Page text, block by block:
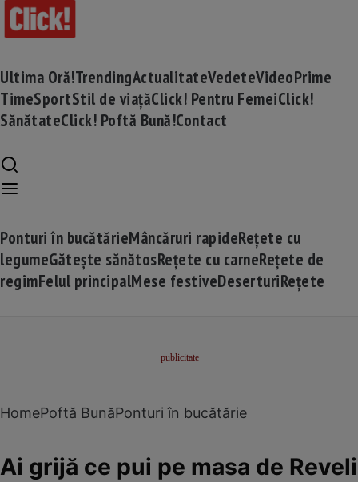
Ultima Oră!TrendingActualitateVedeteVideoPrime
TimeSportStil de viațăClick! Pentru FemeiClick!
SănătateClick! Poftă Bună!Contact
Ponturi în bucătărieMâncăruri rapideRețete cu
legumeGătește sănătosRețete cu carneRețete de
regimFelul principalMese festiveDeserturiRețete
HomePoftă BunăPonturi în bucătărie
Ai grijă ce pui pe masa de